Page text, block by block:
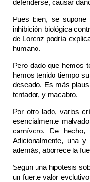
defenderse, causar
Pues bien, se
inhibición biológica
de Lorenz podría
humano.
Pero dado que hemos
hemos tenido tiempo
deseado. Es más
tentador, y macabro.
Por otro lado, varios
esencialmente
carnívoro. De
Adicionalmente, una
además, aborrece la
Según una hipótesis
un fuerte valor